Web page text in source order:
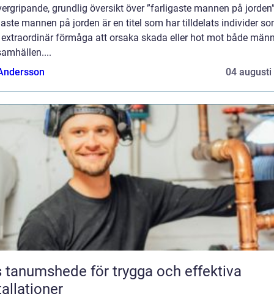
grundlig översikt över ”farligaste mannen på
mannen på jorden är en titel som har tilldelats individer
förmåga att orsaka skada eller hot mot både
04 augusti
tanumshede för trygga och effektiva